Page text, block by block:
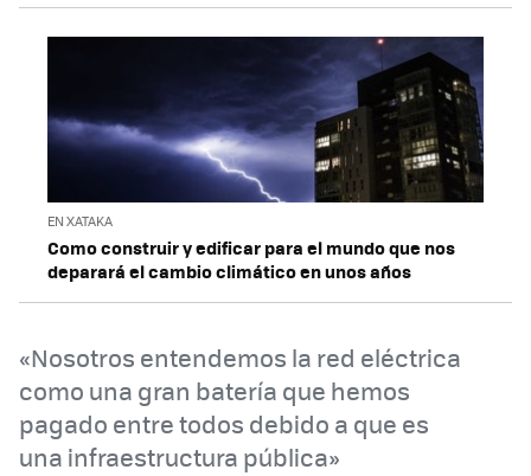
EN XATAKA
Como construir y edificar para el mundo que nos
deparará el cambio climático en unos años
«Nosotros entendemos la red eléctrica
como una gran batería que hemos
pagado entre todos debido a que es
una infraestructura pública»